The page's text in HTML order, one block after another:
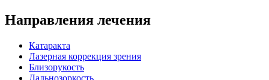
Направления лечения
Катаракта
Лазерная коррекция зрения
Близорукость
Дальнозоркость